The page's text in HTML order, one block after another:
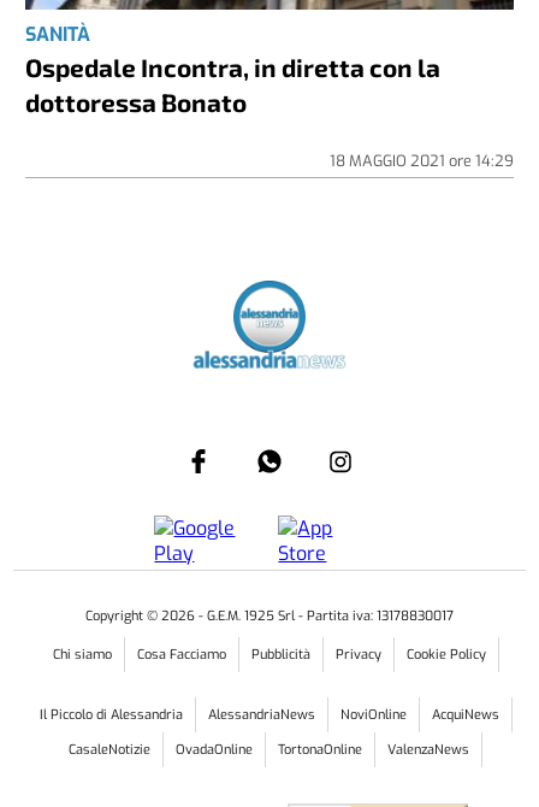
SANITÀ
Ospedale Incontra, in diretta con la
dottoressa Bonato
18 MAGGIO 2021 ore 14:29
Copyright © 2026 - G.E.M. 1925 Srl - Partita iva: 13178830017
Chi siamo Cosa Facciamo Pubblicità Privacy Cookie Policy
Il Piccolo di Alessandria AlessandriaNews NoviOnline
AcquiNews
CasaleNotizie
OvadaOnline TortonaOnline ValenzaNews